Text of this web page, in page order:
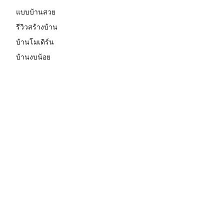
แบบบ้านสวย
รีวิวสร้างบ้าน
บ้านโมเดิร์น
บ้านงบน้อย